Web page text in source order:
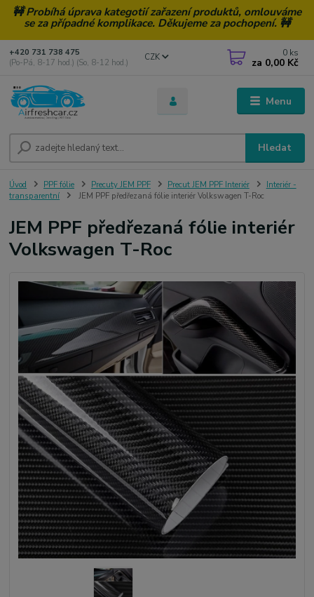
🚧 Probíhá úprava kategotií zařazení produktů, omlouváme
se za případné komplikace. Děkujeme za pochopení. 🚧
Menu
CZK
Hledat
+420 731 738 475
(Po-Pá, 8-17 hod.) (So, 8-12 hod.)
0 ks
za 0,00 Kč
Úvod PPF fólie Precuty JEM PPF Precut JEM PPF Interiér
Interiér -
transparentní
JEM PPF předřezaná fólie interiér Volkswagen T-Roc
JEM PPF předřezaná fólie interiér
Volkswagen T-Roc